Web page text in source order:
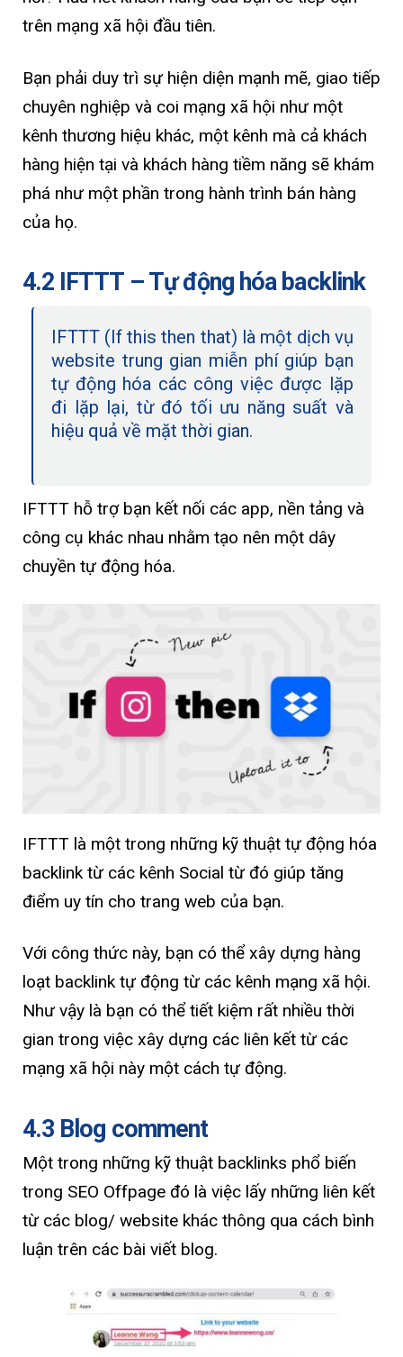
trên mạng xã hội đầu tiên.
Bạn phải duy trì sự hiện diện mạnh mẽ, giao tiếp
chuyên nghiệp và coi mạng xã hội như một
kênh thương hiệu khác, một kênh mà cả khách
hàng hiện tại và khách hàng tiềm năng sẽ khám
phá như một phần trong hành trình bán hàng
của họ.
4.2 IFTTT – Tự động hóa backlink
IFTTT (If this then that) là một dịch vụ
website trung gian miễn phí giúp bạn
tự động hóa các công việc được lặp
đi lặp lại, từ đó tối ưu năng suất và
hiệu quả về mặt thời gian.
IFTTT hỗ trợ bạn kết nối các app, nền tảng và
công cụ khác nhau nhằm tạo nên một dây
chuyền tự động hóa.
IFTTT là một trong những kỹ thuật tự động hóa
backlink từ các kênh Social từ đó giúp tăng
điểm uy tín cho trang web của bạn.
Với công thức này, bạn có thể xây dựng hàng
loạt backlink tự động từ các kênh mạng xã hội.
Như vậy là bạn có thể tiết kiệm rất nhiều thời
gian trong việc xây dựng các liên kết từ các
mạng xã hội này một cách tự động.
4.3 Blog comment
Một trong những kỹ thuật backlinks phổ biến
trong SEO Offpage đó là việc lấy những liên kết
từ các blog/ website khác thông qua cách bình
luận trên các bài viết blog.